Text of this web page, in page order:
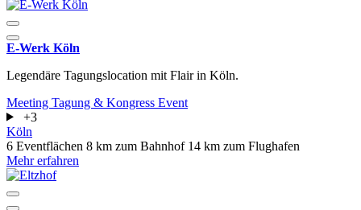
E-Werk Köln
Legendäre Tagungslocation mit Flair in Köln.
Meeting Tagung & Kongress Event
+3
Köln
6 Eventflächen 8 km zum Bahnhof 14 km zum Flughafen
Mehr erfahren